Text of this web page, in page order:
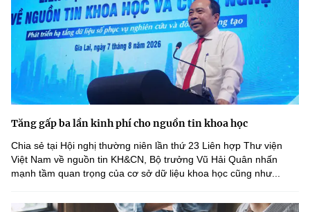
Tăng gấp ba lần kinh phí cho nguồn tin khoa học
Chia sẻ tại Hội nghị thường niên lần thứ 23 Liên hợp Thư viện
Việt Nam về nguồn tin KH&CN, Bộ trưởng Vũ Hải Quân nhấn
mạnh tầm quan trọng của cơ sở dữ liệu khoa học cũng như...